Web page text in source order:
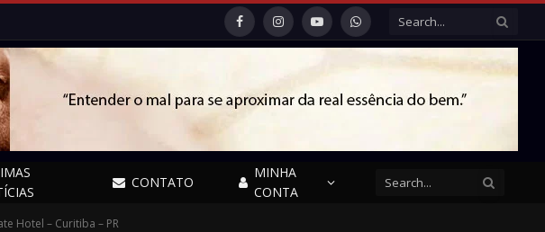
FacebookInstagramYouTubeWhatsApp
CONTATO
MINHA
CONTA
Hotel – Curitiba – PR